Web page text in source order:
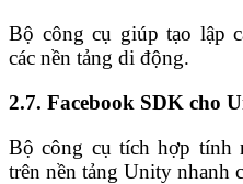
Bộ công cụ giúp tạo lập
các nền tảng di động.
2.7. Facebook SDK cho
Bộ công cụ tích hợp tính
trên nền tảng Unity nhanh